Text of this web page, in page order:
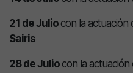
21 de Julio con la actuación
Sairis
28 de Julio con la actuación